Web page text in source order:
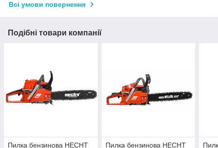
Всі умови повернення
Подібні товари компанії
Пилка бензинова HECHT
Пилка бензинова HECHT